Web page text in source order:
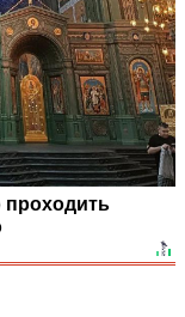
проходить